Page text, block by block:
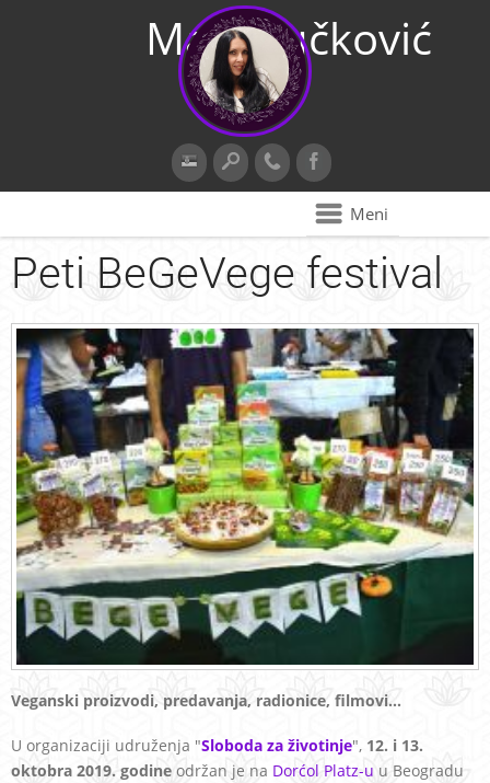
Maja Vučković
Meni
Peti BeGeVege festival
Veganski proizvodi, predavanja, radionice, filmovi...
U organizaciji udruženja "Sloboda za životinje", 12. i 13.
oktobra 2019. godine održan je na Dorćol Platz-u u Beogradu